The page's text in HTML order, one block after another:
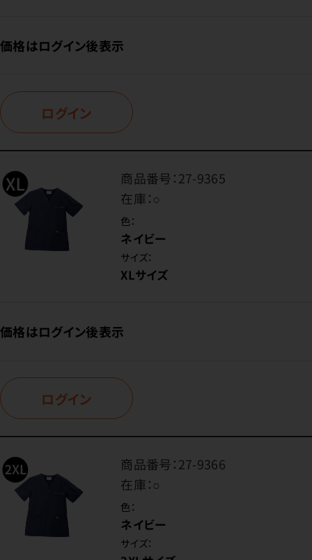
価格はログイン後表示
ログイン
商品番号：27-9365
在庫：○
色：
ネイビー
サイズ：
XLサイズ
価格はログイン後表示
ログイン
商品番号：27-9366
在庫：○
色：
ネイビー
サイズ：